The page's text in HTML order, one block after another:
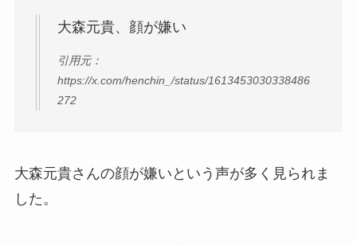
大森元貴、顔が嫌い
引用元：
https://x.com/henchin_/status/1613453030338486
272
大森元貴さんの顔が嫌いという声が多く見られま
した。